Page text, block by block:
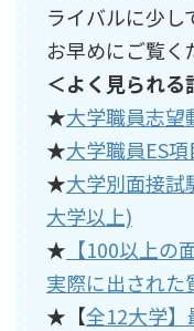
ライバルに少し
お早めにご覧く
＜よく見られる
★大学職員志望
★大学職員ES
★大学別面接試
大学以上)
★ 【100以上
実際に出された
★【全12大学